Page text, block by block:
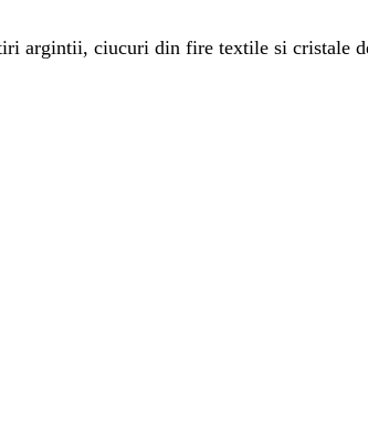
argintii, ciucuri din fire textile si cristale